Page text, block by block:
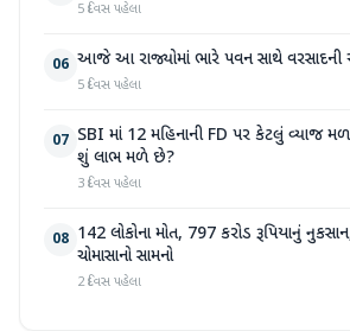
5 દિવસ પહેલા
06 આજે આ રાજ્યોમાં ભારે પવન સાથે વરસાદની
5 દિવસ પહેલા
07 SBI માં 12 મહિનાની FD પર કેટલું વ્યાજ
શું લાભ મળે છે?
3 દિવસ પહેલા
08 142 લોકોના મોત, 797 કરોડ રૂપિયાનું
ચોમાસાનો સામનો
2 દિવસ પહેલા